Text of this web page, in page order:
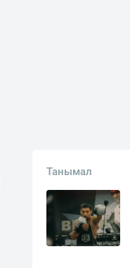
Танымал